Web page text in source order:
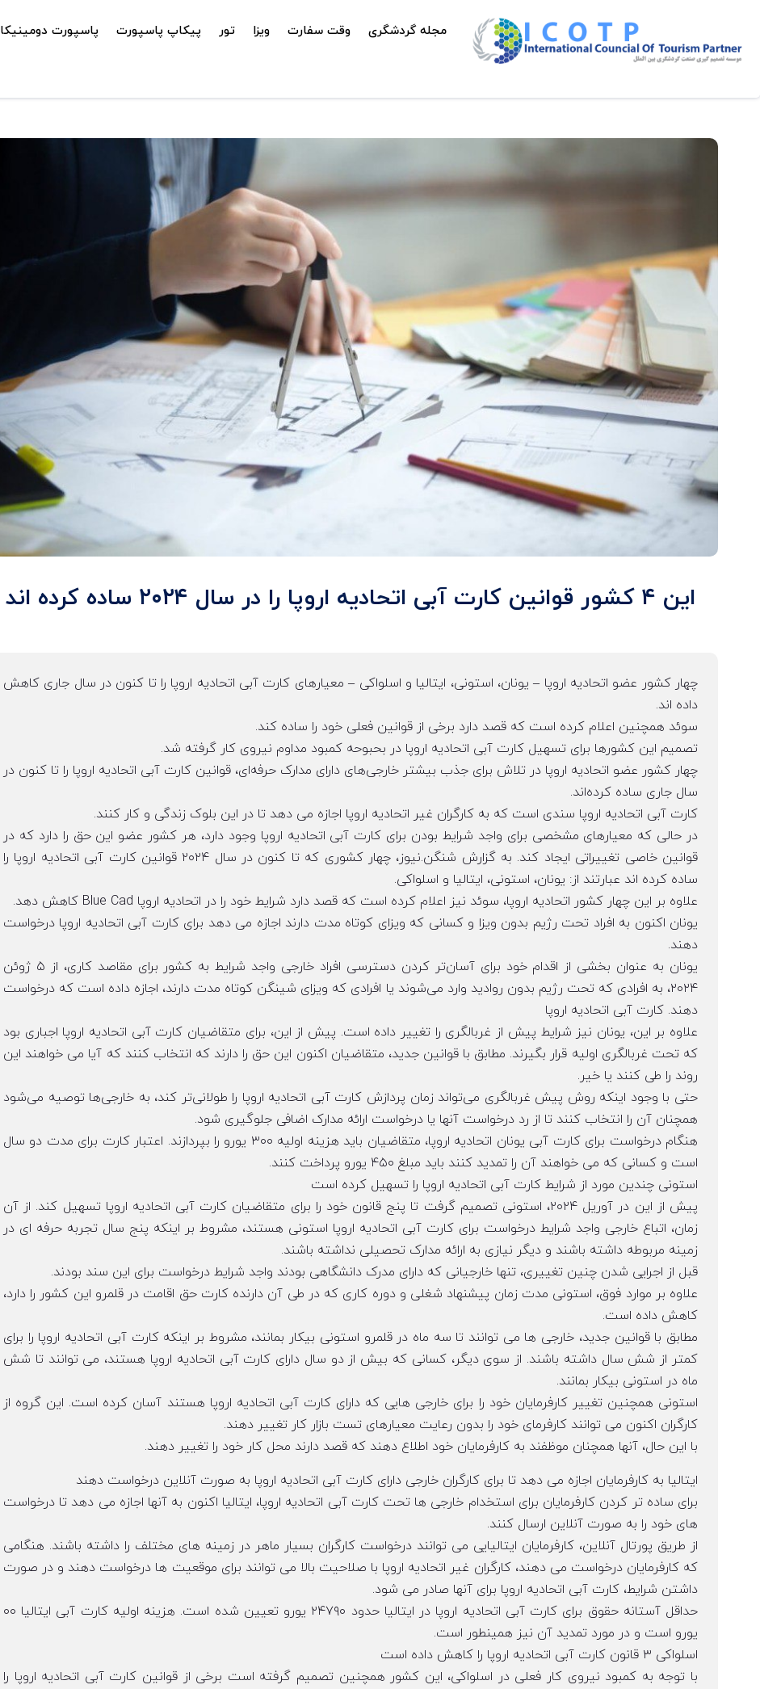
مجله گردشگری وقت سفارت ویزا تور پیکاپ پاسپورت پاسپورت دومینیکا
این ۴ کشور قوانین کارت آبی اتحادیه اروپا را در سال ۲۰۲۴ ساده کرده اند
چهار کشور عضو اتحادیه اروپا – یونان، استونی، ایتالیا و اسلواکی – معیارهای کارت آبی اتحادیه اروپا را تا کنون در سال جاری کاهش
داده اند.
سوئد همچنین اعلام کرده است که قصد دارد برخی از قوانین فعلی خود را ساده کند.
تصمیم این کشورها برای تسهیل کارت آبی اتحادیه اروپا در بحبوحه کمبود مداوم نیروی کار گرفته شد.
چهار کشور عضو اتحادیه اروپا در تلاش برای جذب بیشتر خارجی‌های دارای مدارک حرفه‌ای، قوانین کارت آبی اتحادیه اروپا را تا کنون در
سال جاری ساده کرده‌اند.
کارت آبی اتحادیه اروپا سندی است که به کارگران غیر اتحادیه اروپا اجازه می دهد تا در این بلوک زندگی و کار کنند.
در حالی که معیارهای مشخصی برای واجد شرایط بودن برای کارت آبی اتحادیه اروپا وجود دارد، هر کشور عضو این حق را دارد که در
قوانین خاصی تغییراتی ایجاد کند. به گزارش شنگن.نیوز، چهار کشوری که تا کنون در سال ۲۰۲۴ قوانین کارت آبی اتحادیه اروپا را
ساده کرده اند عبارتند از: یونان، استونی، ایتالیا و اسلواکی.
علاوه بر این چهار کشور اتحادیه اروپا، سوئد نیز اعلام کرده است که قصد دارد شرایط خود را در اتحادیه اروپا Blue Cad کاهش دهد.
یونان اکنون به افراد تحت رژیم بدون ویزا و کسانی که ویزای کوتاه مدت دارند اجازه می دهد برای کارت آبی اتحادیه اروپا درخواست
دهند.
یونان به عنوان بخشی از اقدام خود برای آسان‌تر کردن دسترسی افراد خارجی واجد شرایط به کشور برای مقاصد کاری، از ۵ ژوئن
۲۰۲۴، به افرادی که تحت رژیم بدون روادید وارد می‌شوند یا افرادی که ویزای شینگن کوتاه مدت دارند، اجازه داده است که درخواست
دهند. کارت آبی اتحادیه اروپا
علاوه بر این، یونان نیز شرایط پیش از غربالگری را تغییر داده است. پیش از این، برای متقاضیان کارت آبی اتحادیه اروپا اجباری بود
که تحت غربالگری اولیه قرار بگیرند. مطابق با قوانین جدید، متقاضیان اکنون این حق را دارند که انتخاب کنند که آیا می خواهند این
روند را طی کنند یا خیر.
حتی با وجود اینکه روش پیش غربالگری می‌تواند زمان پردازش کارت آبی اتحادیه اروپا را طولانی‌تر کند، به خارجی‌ها توصیه می‌شود
همچنان آن را انتخاب کنند تا از رد درخواست آنها یا درخواست ارائه مدارک اضافی جلوگیری شود.
هنگام درخواست برای کارت آبی یونان اتحادیه اروپا، متقاضیان باید هزینه اولیه ۳۰۰ یورو را بپردازند. اعتبار کارت برای مدت دو سال
است و کسانی که می خواهند آن را تمدید کنند باید مبلغ ۴۵۰ یورو پرداخت کنند.
استونی چندین مورد از شرایط کارت آبی اتحادیه اروپا را تسهیل کرده است
پیش از این در آوریل ۲۰۲۴، استونی تصمیم گرفت تا پنج قانون خود را برای متقاضیان کارت آبی اتحادیه اروپا تسهیل کند. از آن
زمان، اتباع خارجی واجد شرایط درخواست برای کارت آبی اتحادیه اروپا استونی هستند، مشروط بر اینکه پنج سال تجربه حرفه ای در
زمینه مربوطه داشته باشند و دیگر نیازی به ارائه مدارک تحصیلی نداشته باشند.
قبل از اجرایی شدن چنین تغییری، تنها خارجیانی که دارای مدرک دانشگاهی بودند واجد شرایط درخواست برای این سند بودند.
علاوه بر موارد فوق، استونی مدت زمان پیشنهاد شغلی و دوره کاری که در طی آن دارنده کارت حق اقامت در قلمرو این کشور را دارد،
کاهش داده است.
مطابق با قوانین جدید، خارجی ها می توانند تا سه ماه در قلمرو استونی بیکار بمانند، مشروط بر اینکه کارت آبی اتحادیه اروپا را برای
کمتر از شش سال داشته باشند. از سوی دیگر، کسانی که بیش از دو سال دارای کارت آبی اتحادیه اروپا هستند، می توانند تا شش
ماه در استونی بیکار بمانند.
استونی همچنین تغییر کارفرمایان خود را برای خارجی هایی که دارای کارت آبی اتحادیه اروپا هستند آسان کرده است. این گروه از
کارگران اکنون می توانند کارفرمای خود را بدون رعایت معیارهای تست بازار کار تغییر دهند.
با این حال، آنها همچنان موظفند به کارفرمایان خود اطلاع دهند که قصد دارند محل کار خود را تغییر دهند.
ایتالیا به کارفرمایان اجازه می دهد تا برای کارگران خارجی دارای کارت آبی اتحادیه اروپا به صورت آنلاین درخواست دهند
برای ساده تر کردن کارفرمایان برای استخدام خارجی ها تحت کارت آبی اتحادیه اروپا، ایتالیا اکنون به آنها اجازه می دهد تا درخواست
های خود را به صورت آنلاین ارسال کنند.
از طریق پورتال آنلاین، کارفرمایان ایتالیایی می توانند درخواست کارگران بسیار ماهر در زمینه های مختلف را داشته باشند. هنگامی
که کارفرمایان درخواست می دهند، کارگران غیر اتحادیه اروپا با صلاحیت بالا می توانند برای موقعیت ها درخواست دهند و در صورت
داشتن شرایط، کارت آبی اتحادیه اروپا برای آنها صادر می شود.
حداقل آستانه حقوق برای کارت آبی اتحادیه اروپا در ایتالیا حدود ۲۴۷۹۰ یورو تعیین شده است. هزینه اولیه کارت آبی ایتالیا ۰۰
یورو است و در مورد تمدید آن نیز همینطور است.
اسلواکی ۳ قانون کارت آبی اتحادیه اروپا را کاهش داده است
با توجه به کمبود نیروی کار فعلی در اسلواکی، این کشور همچنین تصمیم گرفته است برخی از قوانین کارت آبی اتحادیه اروپا را